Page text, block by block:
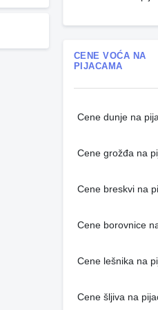
CENE VOĆA NA
PIJACAMA
Cene dunje na
Cene grožđa na
Cene breskvi na
Cene borovnice
Cene lešnika na
Cene šljiva na